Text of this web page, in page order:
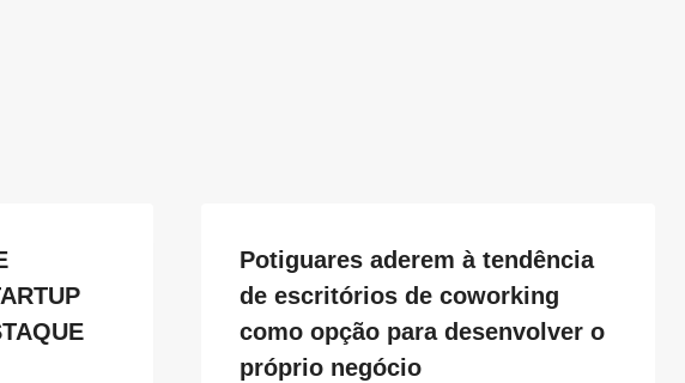
Potiguares aderem à tendência
de escritórios de coworking
como opção para desenvolver o
próprio negócio